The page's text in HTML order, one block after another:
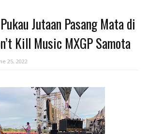
Jutaan Pasang Mata di
Kill Music MXGP Samota
25, 2022